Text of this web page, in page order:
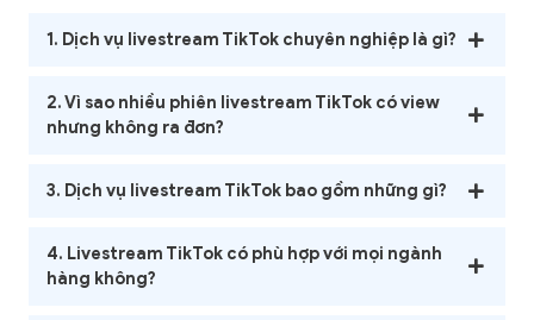
1. Dịch vụ livestream TikTok chuyên nghiệp là gì?
2. Vì sao nhiều phiên livestream TikTok có view
nhưng không ra đơn?
3. Dịch vụ livestream TikTok bao gồm những gì?
4. Livestream TikTok có phù hợp với mọi ngành
hàng không?